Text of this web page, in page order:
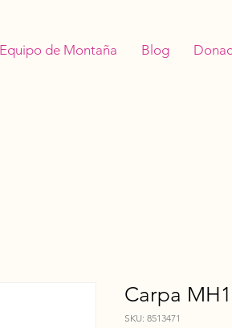
Equipo de Montaña Blog
Carpa
SKU: 8513471